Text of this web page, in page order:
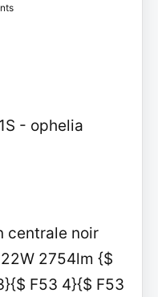
- ophelia
centrale noir
2754lm {$
F53 4}{$ F53